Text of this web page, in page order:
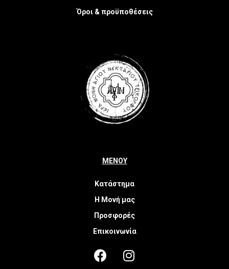
Όροι & προϋποθέσεις
ΜΕΝΟΥ
Κατάστημα
Η Μονή μας
Προσφορές
Επικοινωνία